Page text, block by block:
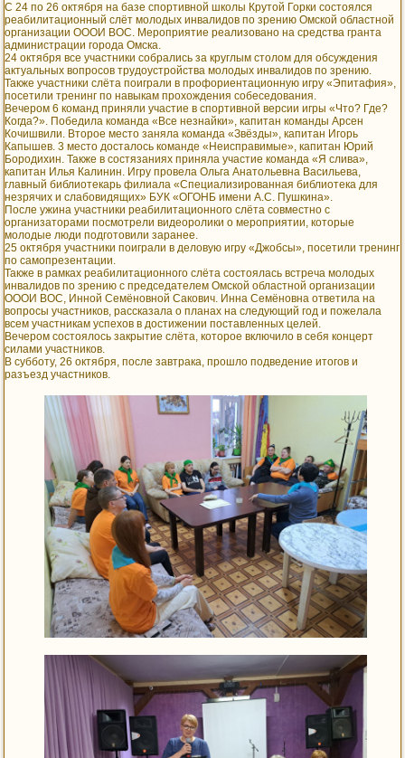
С 24 по 26 октября на базе спортивной школы Крутой Горки состоялся
реабилитационный слёт молодых инвалидов по зрению Омской областной
организации ОООИ ВОС. Мероприятие реализовано на средства гранта
администрации города Омска.
24 октября все участники собрались за круглым столом для обсуждения
актуальных вопросов трудоустройства молодых инвалидов по зрению.
Также участники слёта поиграли в профориентационную игру «Эпитафия»,
посетили тренинг по навыкам прохождения собеседования.
Вечером 6 команд приняли участие в спортивной версии игры «Что? Где?
Когда?». Победила команда «Все незнайки», капитан команды Арсен
Кочишвили. Второе место заняла команда «Звёзды», капитан Игорь
Капышев. 3 место досталось команде «Неисправимые», капитан Юрий
Бородихин. Также в состязаниях приняла участие команда «Я слива»,
капитан Илья Калинин. Игру провела Ольга Анатольевна Васильева,
главный библиотекарь филиала «Специализированная библиотека для
незрячих и слабовидящих» БУК «ОГОНБ имени А.С. Пушкина».
После ужина участники реабилитационного слёта совместно с
организаторами посмотрели видеоролики о мероприятии, которые
молодые люди подготовили заранее.
25 октября участники поиграли в деловую игру «Джобсы», посетили тренинг
по самопрезентации.
Также в рамках реабилитационного слёта состоялась встреча молодых
инвалидов по зрению с председателем Омской областной организации
ОООИ ВОС, Инной Семёновной Сакович. Инна Семёновна ответила на
вопросы участников, рассказала о планах на следующий год и пожелала
всем участникам успехов в достижении поставленных целей.
Вечером состоялось закрытие слёта, которое включило в себя концерт
силами участников.
В субботу, 26 октября, после завтрака, прошло подведение итогов и
разъезд участников.